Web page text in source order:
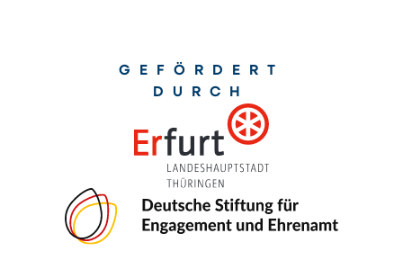
GEFÖRDERT
DURCH